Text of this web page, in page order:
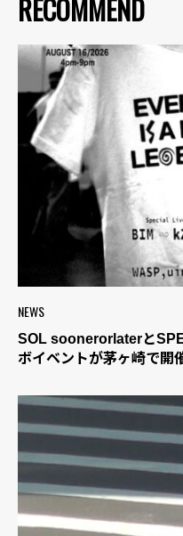
RECOMMEND
NEWS
SOL soonerorlaterと
ボイベントが茅ヶ崎で開